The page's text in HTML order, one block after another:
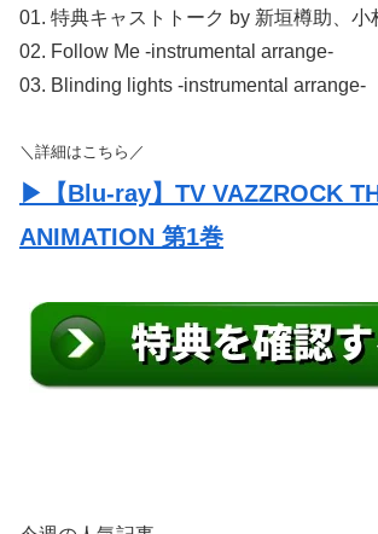
01. 特典キャストトーク by 新垣樽助、小
02. Follow Me -instrumental arrange-
03. Blinding lights -instrumental arrange-
＼詳細はこちら／
▶【Blu-ray】TV VAZZROCK
ANIMATION 第1巻